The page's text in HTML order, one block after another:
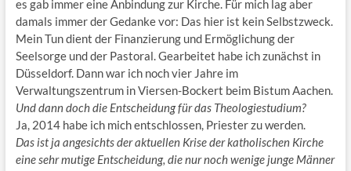
es gab immer eine Anbindung zur Kirche. Für mich lag aber
damals immer der Gedanke vor: Das hier ist kein Selbstzweck.
Mein Tun dient der Finanzierung und Ermöglichung der
Seelsorge und der Pastoral. Gearbeitet habe ich zunächst in
Düsseldorf. Dann war ich noch vier Jahre im
Verwaltungszentrum in Viersen-Bockert beim Bistum Aachen.
Und dann doch die Entscheidung für das Theologiestudium?
Ja, 2014 habe ich mich entschlossen, Priester zu werden.
Das ist ja angesichts der aktuellen Krise der katholischen Kirche
eine sehr mutige Entscheidung, die nur noch wenige junge Männer